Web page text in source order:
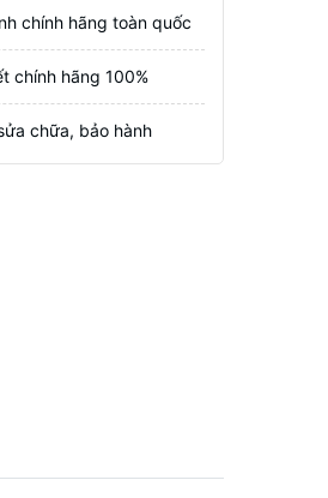
chính hãng toàn quốc
chính hãng 100%
chữa, bảo hành